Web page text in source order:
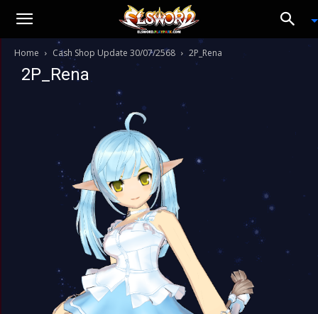
Home Cash Shop Update 30/07/2568 2P_Rena
2P_Rena